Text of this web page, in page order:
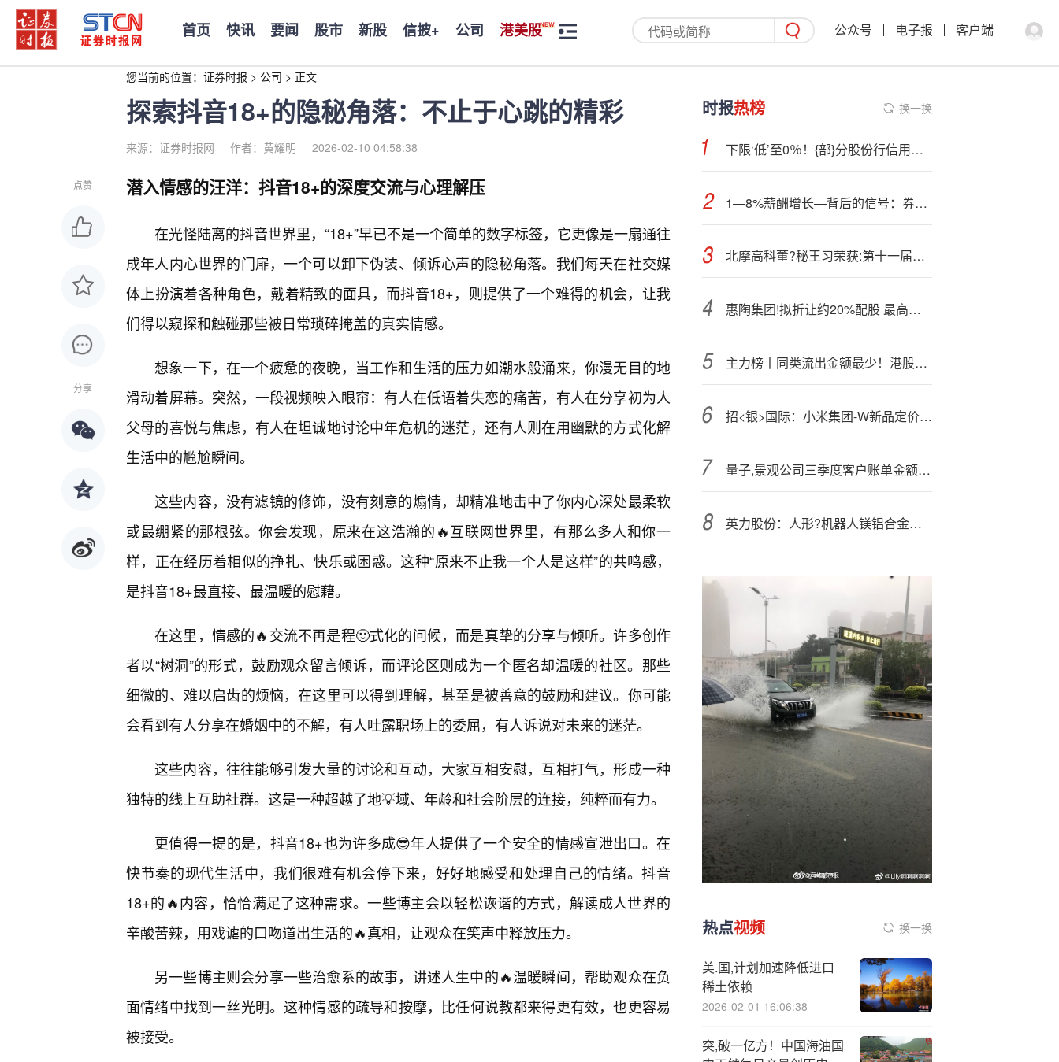
首页 快讯 要闻 股市 新股 信披+ 公司 港美股 公众号 电子报 客户端
您当前的位置： 证券时报 > 公司 > 正文
探索抖音18+的隐秘角落：不止于心跳的精彩
来源：证券时报网 作者：黄耀明 2026-02-10 04:58:38
点赞
分享
潜入情感的汪洋：抖音18+的深度交流与心理解压
在光怪陆离的抖音世界里，“18+”早已不是一个简单的数字标签，它更像是一扇通往
成年人内心世界的门扉，一个可以卸下伪装、倾诉心声的隐秘角落。我们每天在社交媒
体上扮演着各种角色，戴着精致的面具，而抖音18+，则提供了一个难得的机会，让我
们得以窥探和触碰那些被日常琐碎掩盖的真实情感。
想象一下，在一个疲惫的夜晚，当工作和生活的压力如潮水般涌来，你漫无目的地
滑动着屏幕。突然，一段视频映入眼帘：有人在低语着失恋的痛苦，有人在分享初为人
父母的喜悦与焦虑，有人在坦诚地讨论中年危机的迷茫，还有人则在用幽默的方式化解
生活中的尴尬瞬间。
这些内容，没有滤镜的修饰，没有刻意的煽情，却精准地击中了你内心深处最柔软
或最绷紧的那根弦。你会发现，原来在这浩瀚的🔥互联网世界里，有那么多人和你一
样，正在经历着相似的挣扎、快乐或困惑。这种“原来不止我一个人是这样”的共鸣感，
是抖音18+最直接、最温暖的慰藉。
在这里，情感的🔥交流不再是程🙂式化的问候，而是真挚的分享与倾听。许多创作
者以“树洞”的形式，鼓励观众留言倾诉，而评论区则成为一个匿名却温暖的社区。那些
细微的、难以启齿的烦恼，在这里可以得到理解，甚至是被善意的鼓励和建议。你可能
会看到有人分享在婚姻中的不解，有人吐露职场上的委屈，有人诉说对未来的迷茫。
这些内容，往往能够引发大量的讨论和互动，大家互相安慰，互相打气，形成一种
独特的线上互助社群。这是一种超越了地💡域、年龄和社会阶层的连接，纯粹而有力。
更值得一提的是，抖音18+也为许多成😎年人提供了一个安全的情感宣泄出口。在
快节奏的现代生活中，我们很难有机会停下来，好好地感受和处理自己的情绪。抖音
18+的🔥内容，恰恰满足了这种需求。一些博主会以轻松诙谐的方式，解读成人世界的
辛酸苦辣，用戏谑的口吻道出生活的🔥真相，让观众在笑声中释放压力。
另一些博主则会分享一些治愈系的故事，讲述人生中的🔥温暖瞬间，帮助观众在负
面情绪中找到一丝光明。这种情感的疏导和按摩，比任何说教都来得更有效，也更容易
被接受。
时报热榜 换一换
下限‘低’至0％！{部}分股份行信用卡透支利率大调整
1—8%薪酬增长—背后的信号：券商行业正在穿越周期
北摩高科董?秘王习荣获:第十一届金麒麟·金牌董秘责任先锋奖
惠陶集团!拟折让约20%配股 最高净筹约540万港元
主力榜丨同类流出金额最少！港股通{科}技ETF!富国（520860）仅流出13.9万元
招<银>国际：小米集团-W新品定价具优势 重申“买入”评级
量子,景观公司三季度客户账单金额为1280万美元
英力股份：人形?机器人镁铝合金结构件项目目前已送样
热点视频 换一换
美.国,计划加速降低进口
稀土依赖
2026-02-01 16:06:38
突,破一亿方！中国海油国